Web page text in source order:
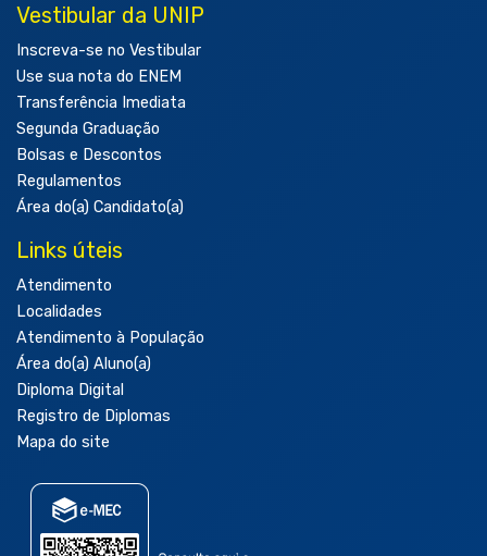
Vestibular da UNIP
Inscreva-se no Vestibular
Use sua nota do ENEM
Transferência Imediata
Segunda Graduação
Bolsas e Descontos
Regulamentos
Área do(a) Candidato(a)
Links úteis
Atendimento
Localidades
Atendimento à População
Área do(a) Aluno(a)
Diploma Digital
Registro de Diplomas
Mapa do site